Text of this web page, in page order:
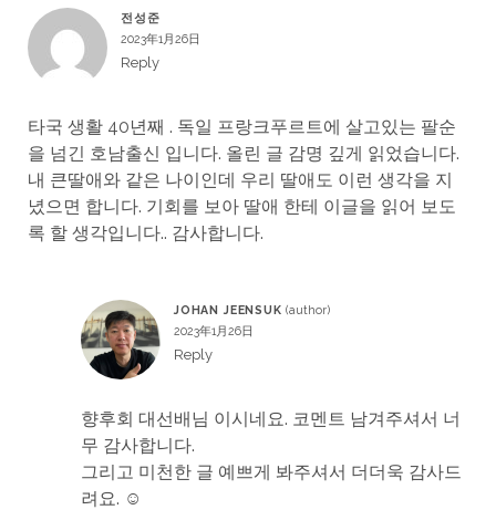
전성준
2023年1月26日
Reply
타국 생활 40년째 . 독일 프랑크푸르트에 살고있는 팔순
을 넘긴 호남출신 입니다. 올린 글 감명 깊게 읽었습니다.
내 큰딸애와 같은 나이인데 우리 딸애도 이런 생각을 지
녔으면 합니다. 기회를 보아 딸애 한테 이글을 읽어 보도
록 할 생각입니다.. 감사합니다.
JOHAN JEENSUK
2023年1月26日
Reply
향후회 대선배님 이시네요. 코멘트 남겨주셔서 너
무 감사합니다.
그리고 미천한 글 예쁘게 봐주셔서 더더욱 감사드
려요. ☺